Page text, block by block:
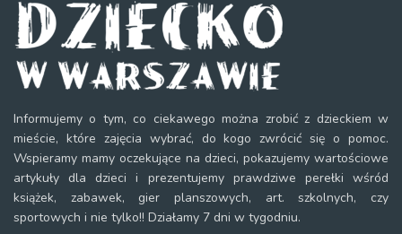
Informujemy o tym, co ciekawego można zrobić z dzieckiem w
mieście, które zajęcia wybrać, do kogo zwrócić się o pomoc.
Wspieramy mamy oczekujące na dzieci, pokazujemy wartościowe
artykuły dla dzieci i prezentujemy prawdziwe perełki wśród
książek, zabawek, gier planszowych, art. szkolnych, czy
sportowych i nie tylko!! Działamy 7 dni w tygodniu.